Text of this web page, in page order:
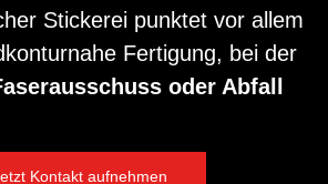
Stickerei punktet vor allem
Fertigung, bei der
oder Abfall
Kontakt aufnehmen